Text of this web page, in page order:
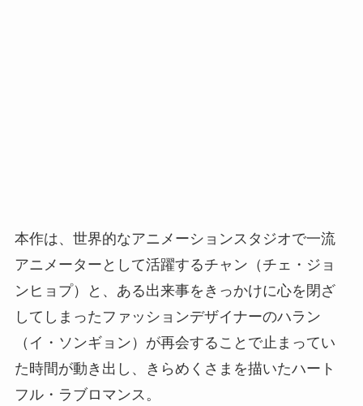
本作は、世界的なアニメーションスタジオで一流
アニメーターとして活躍するチャン（チェ・ジョ
ンヒョプ）と、ある出来事をきっかけに心を閉ざ
してしまったファッションデザイナーのハラン
（イ・ソンギョン）が再会することで止まってい
た時間が動き出し、きらめくさまを描いたハート
フル・ラブロマンス。